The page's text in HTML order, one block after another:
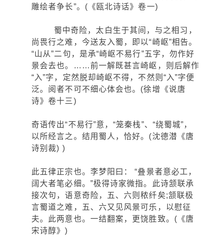
雕绘者争长”。(《瓯北诗话》卷一)
蜀中奇险，太白生于其间，与之相习，
尚畏行之难，今送友入蜀，即以“崎岖”相告。
“山从”二句，是承“崎岖不易行”五字，勿作好
景会去也。……前一解既甚言崎岖，则后解作
“入”字，定然脱却崎岖不得，不然则“入”字便
泛。阅者不可不细心体会也。(徐增《说唐
诗》卷十三)
奇语传出“不易行”意，“笼秦栈”、“绕蜀城”，
以所经言之。结用蜀人，恰好。(沈德潜《唐
诗别裁) )
此五律正宗也。李梦阳曰： “叠景者意必工，
阔大者笔必细。”极得诗家微指。此诗颔联承
接次句，语意奇险，五、六则秾纤矣;颔联极
言蜀道之难，五、六又见风景可乐，以慰征
夫。此两意也。一结翻案，更饶胜致。(《唐
宋诗醇》)